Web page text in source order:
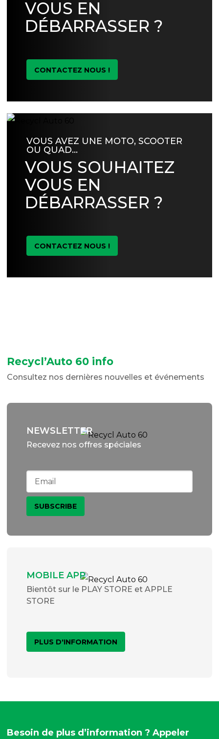
VOUS EN
DÉBARRASSER ?
CONTACTEZ NOUS !
VOUS AVEZ UNE MOTO, SCOOTER
OU QUAD…
VOUS SOUHAITEZ
VOUS EN
DÉBARRASSER ?
CONTACTEZ NOUS !
Recycl’Auto 60 info
Consultez nos dernières nouvelles et événements
NEWSLETTER
Recevez nos offres spéciales
MOBILE APP
Bientôt sur le PLAY STORE et APPLE
STORE
PLUS D'INFORMATION
Besoin de plus d’information ? Appeler